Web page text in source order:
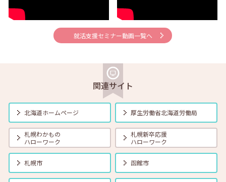
【オンライン】4月18日（金）新しいしごと覚えのコツ 14:00～
14:30
2025年04月01日(火) セミナー 在職者 学生 求職者
在職者
【オンライン】4月22日（火）どんな場面でも使える！好印象を与える
2025年04月01日(火) 在職者 学生 求職者
【函館・対面】4月23日（水）就勝塾 「新しいしごとおぼえのコ
ツ」 13:30～14:30
在職者
【釧路・対面】4月24日（木）就勝塾「応募書類の書き方」 13:30～
15:00
就活支援セミナー動画一覧へ
関連サイト
北海道ホームページ 厚生労働省北海道労働局
札幌わかもの
ハローワーク
札幌新卒応援
ハローワーク
札幌市 函館市